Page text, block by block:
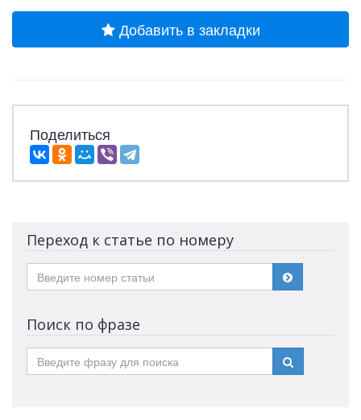
Добавить в закладки
Поделиться
Переход к статье по номеру
Поиск по фразе